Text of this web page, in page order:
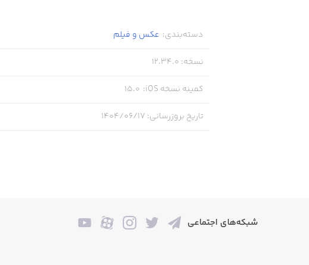
دسته‌بندی: عکس و فیلم
نسخه:
12.34.0
کمینه نسخه iOS :
15.0
تاریخ بروزرسانی: ۱۴۰۴/۰۶/۱۷
شبکه‌های اجتماعی